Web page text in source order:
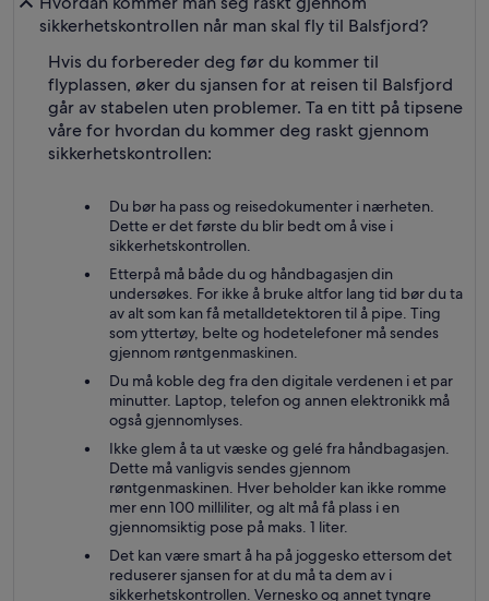
sikkerhetskontrollen når man skal fly til Balsfjord?
Hvis du forbereder deg før du kommer til
flyplassen, øker du sjansen for at reisen til Balsfjord
går av stabelen uten problemer. Ta en titt på tipsene
våre for hvordan du kommer deg raskt gjennom
sikkerhetskontrollen:
Du bør ha pass og reisedokumenter i nærheten.
Dette er det første du blir bedt om å vise i
sikkerhetskontrollen.
Etterpå må både du og håndbagasjen din
undersøkes. For ikke å bruke altfor lang tid bør du ta
av alt som kan få metalldetektoren til å pipe. Ting
som yttertøy, belte og hodetelefoner må sendes
gjennom røntgenmaskinen.
Du må koble deg fra den digitale verdenen i et par
minutter. Laptop, telefon og annen elektronikk må
også gjennomlyses.
Ikke glem å ta ut væske og gelé fra håndbagasjen.
Dette må vanligvis sendes gjennom
røntgenmaskinen. Hver beholder kan ikke romme
mer enn 100 milliliter, og alt må få plass i en
gjennomsiktig pose på maks. 1 liter.
Det kan være smart å ha på joggesko ettersom det
reduserer sjansen for at du må ta dem av i
sikkerhetskontrollen. Vernesko og annet tyngre